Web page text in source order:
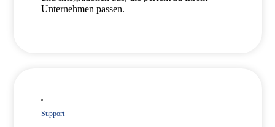
Unternehmen passen.
Support